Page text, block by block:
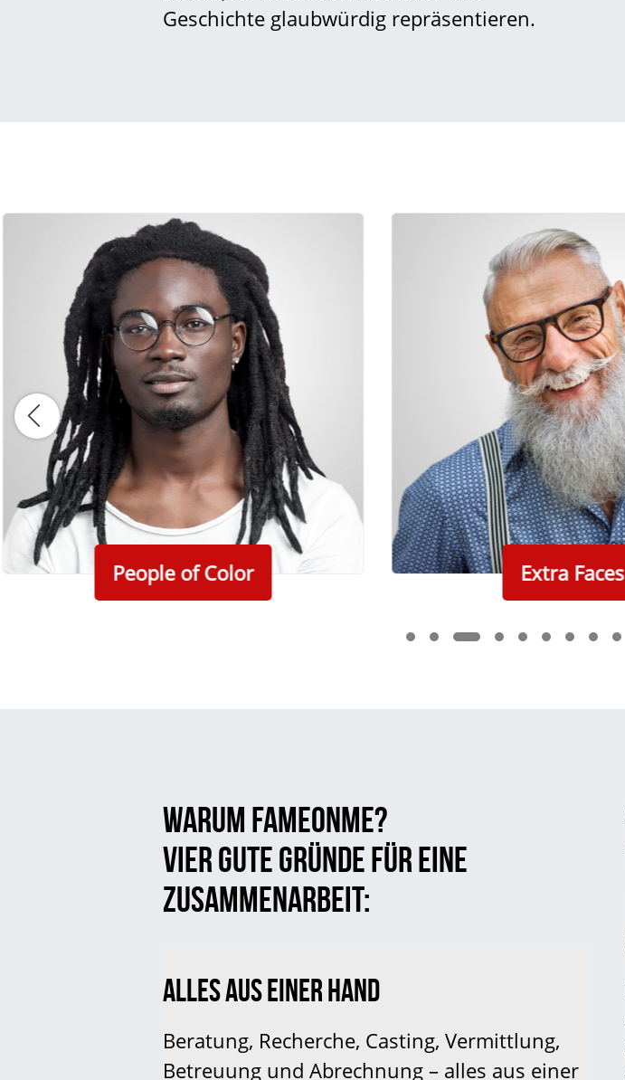
Geschichte glaubwürdig repräsentieren.
People of Color Extra Faces
WARUM FAMEONME?
VIER GUTE GRÜNDE FÜR EINE
ZUSAMMENARBEIT:
ALLES AUS EINER HAND
Beratung, Recherche, Casting, Vermittlung,
Betreuung und Abrechnung – alles aus einer